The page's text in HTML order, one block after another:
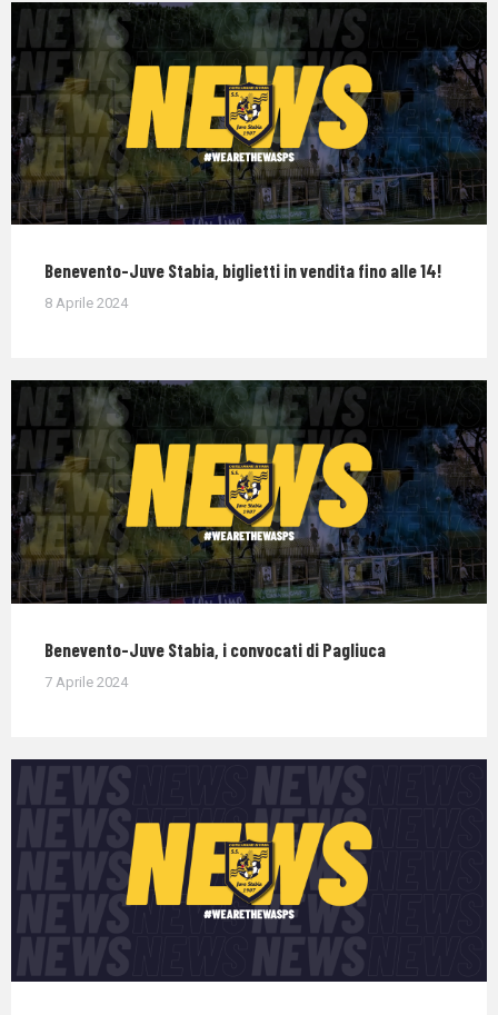
Benevento-Juve Stabia, biglietti in vendita fino alle 14!
8 Aprile 2024
Benevento-Juve Stabia, i convocati di Pagliuca
7 Aprile 2024